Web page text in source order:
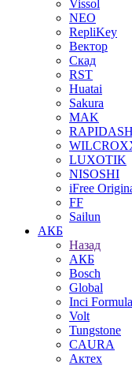
Vissol
NEO
RepliKey
Вектор
Скад
RST
Huatai
Sakura
MAK
RAPIDASH
LUXOTIK
NISOSHI
iFree
FF
Sailun
АКБ
Назад
АКБ
Bosch
Global
Inci Formula
Volt
Tungstone
CAURA
Актех